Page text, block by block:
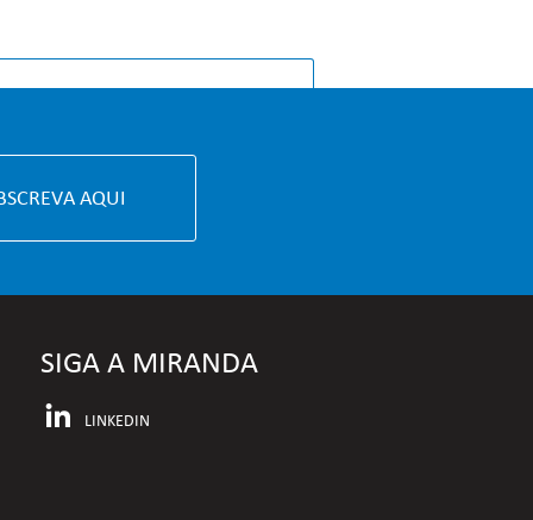
AQUI
SIGA A MIRANDA
LINKEDIN